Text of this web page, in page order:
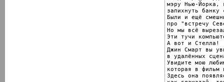
мэру Нью-Йорка,
запихнуть
Были и ещё
про "встречу
Но мы всё
Эти тучи
А вот и Стелла!
Джин Смарт вы
в удалённых
Увидите мою
которая в фильм
Здесь она